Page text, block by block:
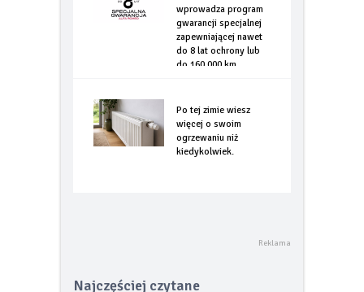
wprowadza program
gwarancji specjalnej
zapewniającej nawet
do 8 lat ochrony lub
do 160.000 km
Po tej zimie wiesz
więcej o swoim
ogrzewaniu niż
kiedykolwiek.
Najczęściej czytane